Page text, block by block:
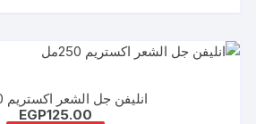
انليفن جل الشعر اكستريم 250مل
EGP125.00